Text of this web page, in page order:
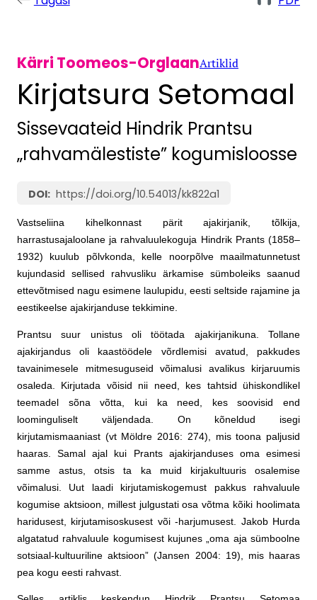
Kärri Toomeos-OrglaanArtiklid
Kirjatsura Setomaal
Sissevaateid Hindrik Prantsu
„rahvamälestiste” kogumisloosse
https://doi.org/10.54013/kk822a1
Vastseliina kihelkonnast pärit ajakirjanik, tõlkija,
harrastusajaloolane ja rahvaluulekoguja Hindrik Prants (1858–
1932) kuulub põlvkonda, kelle noorpõlve maailmatunnetust
kujundasid sellised rahvusliku ärkamise sümboleiks saanud
ettevõtmised nagu esimene laulupidu, eesti seltside rajamine ja
eestikeelse ajakirjanduse tekkimine.
Prantsu suur unistus oli töötada ajakirjanikuna. Tollane
ajakirjandus oli kaastöödele võrdlemisi avatud, pakkudes
tavainimesele mitmesuguseid võimalusi avalikus kirjaruumis
osaleda. Kirjutada võisid nii need, kes tahtsid ühiskondlikel
teemadel sõna võtta, kui ka need, kes soovisid end
loominguliselt väljendada. On kõneldud isegi
kirjutamismaaniast (vt Möldre 2016: 274), mis toona paljusid
haaras. Samal ajal kui Prants ajakirjanduses oma esimesi
samme astus, otsis ta ka muid kirjakultuuris osalemise
võimalusi. Uut laadi kirjutamiskogemust pakkus rahvaluule
kogumise aktsioon, millest julgustati osa võtma kõiki hoolimata
haridusest, kirjutamisoskusest või -harjumusest. Jakob Hurda
algatatud rahvaluule kogumisest kujunes „oma aja sümboolne
sotsiaal-kultuuriline aktsioon” (Jansen 2004: 19), mis haaras
pea kogu eesti rahvast.